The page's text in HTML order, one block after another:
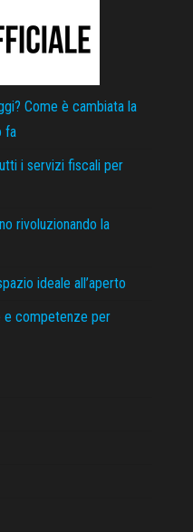
Come è cambiata la
fa
i servizi fiscali per
rivoluzionando la
ideale all’aperto
e competenze per